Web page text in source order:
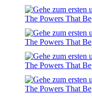
The Powers That Be
The Powers That Be
The Powers That Be
The Powers That Be